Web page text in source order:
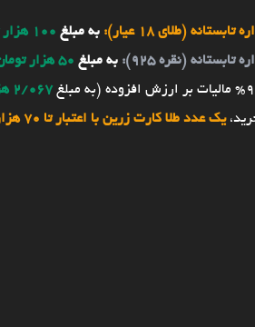
(طلای 18 عیار): به مبلغ 100 هزار تومان
(نقره 925): به مبلغ 50 هزار تومان
9% مالیات بر ارزش افزوده (به مبلغ 2/067 هزار تومان
یک عدد طلا کارت زرین با اعتبار تا 70 هزار تومان